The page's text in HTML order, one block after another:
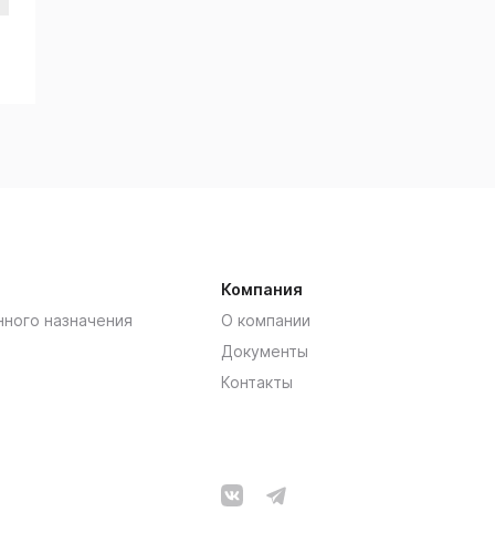
назначения
Компания
О компании
Документы
Контакты